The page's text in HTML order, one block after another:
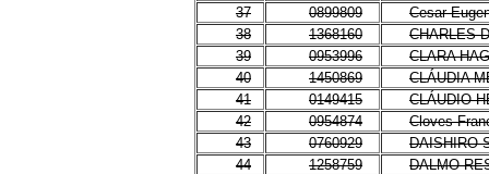
37
0899809
Cesar
38
1368160
CHARLES
39
0953996
CLARA
40
1450869
CLÁUDIA
41
0149415
CLÁUDIO
42
0954874
Cloves
43
0760929
DAISHIRO
44
1258759
DALMO